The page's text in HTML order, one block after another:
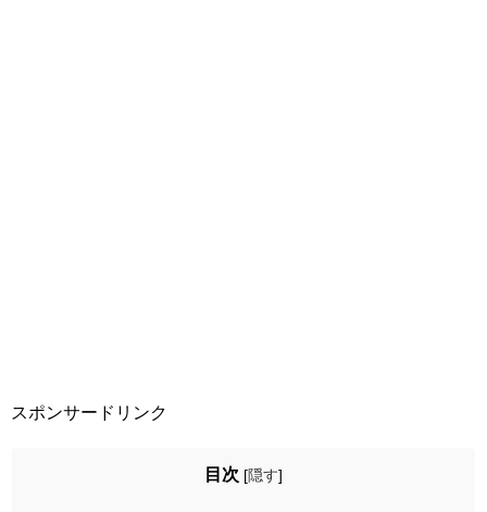
スポンサードリンク
目次 [隠す]